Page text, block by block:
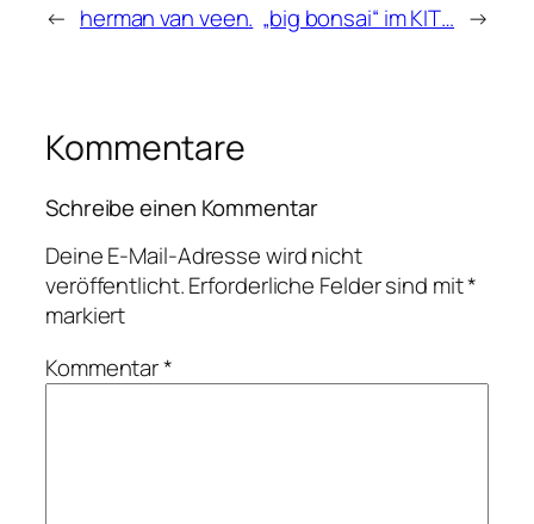
← herman van veen. „big bonsai“ im KIT… →
Kommentare
Schreibe einen Kommentar
Deine E-Mail-Adresse wird nicht
veröffentlicht.Erforderliche Felder sind mit*
markiert
Kommentar*